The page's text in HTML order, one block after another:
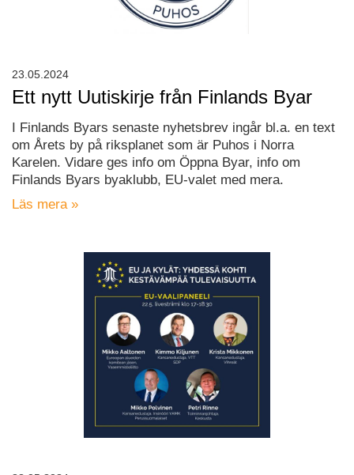
Ett nytt Uutiskirje från Finlands Byar
I Finlands Byars senaste nyhetsbrev ingår bl.a. en text
om Årets by på riksplanet som är Puhos i Norra
Karelen. Vidare ges info om Öppna Byar, info om
Finlands Byars byaklubb, EU-valet med mera.
Läs mera »
23.05.2024